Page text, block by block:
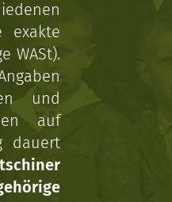
exakte
WASt).
und
auf
dauert